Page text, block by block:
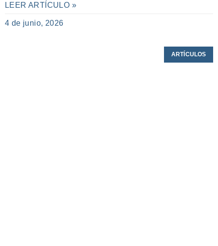
LEER ARTÍCULO »
4 de junio, 2026
ARTÍCULOS